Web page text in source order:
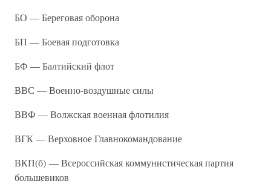
БО — Береговая оборона
БП — Боевая подготовка
БФ — Балтийский флот
ВВС — Военно-воздушные силы
ВВФ — Волжская военная флотилия
ВГК — Верховное Главнокомандование
ВКП(б) — Всероссийская коммунистическая партия
большевиков